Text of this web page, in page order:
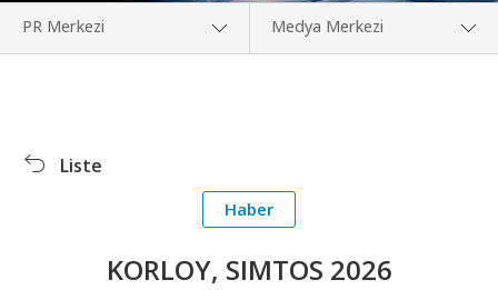
PR Merkezi
İndir
Medya Merkezi
KORLOY Müzesi
Liste
Haber
KORLOY, SIMTOS 2026